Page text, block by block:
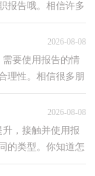
报告哦。相信许多
2026-08-08
要使用报告的情
理性。相信很多朋
2026-08-08
升，接触并使用报
的类型。你知道怎